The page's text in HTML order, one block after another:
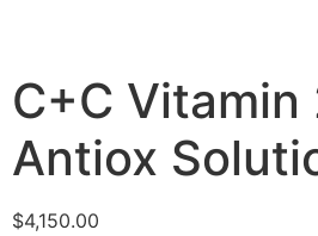
C+C Vitamin
Antiox
$4,150.00